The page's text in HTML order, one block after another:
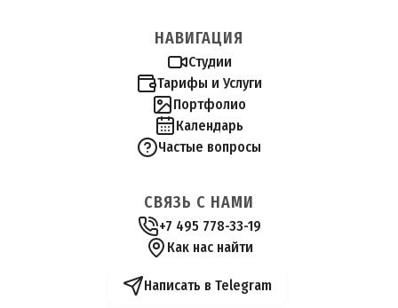
НАВИГАЦИЯ
Студии
Тарифы и Услуги
Портфолио
Календарь
Частые вопросы
СВЯЗЬ С НАМИ
+7 495 778-33-19
Как нас найти
Написать в Telegram